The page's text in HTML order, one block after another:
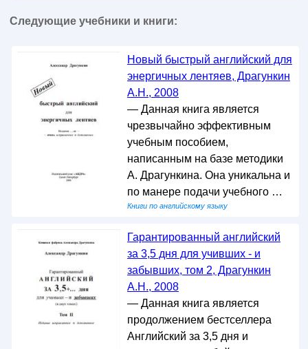
Следующие учебники и книги:
Новый быстрый английский для
энергичных лентяев, Драгункин
А.Н., 2008
— Данная книга является
чрезвычайно эффективным
учебным пособием,
написанным на базе методики
А. Драгункина. Она уникальна и
по манере подачи учебного …
Книги по английскому языку
Гарантированный английский
за 3,5 дня для учивших - и
забывших, том 2, Драгункин
А.Н., 2008
— Данная книга является
продолжением бестселлера
Английский за 3,5 дня и